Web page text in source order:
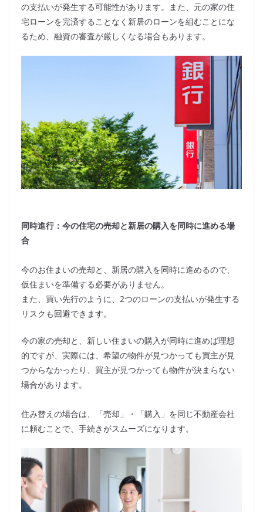
の支払いが発生する可能性があります。また、元の家の住
宅ローンを完済することなく新居のローンを組むことにな
るため、融資の審査が厳しくなる場合もあります。
同時進行：今の住宅の売却と新居の購入を同時に進める場
合
今のお住まいの売却と、新居の購入を同時に進めるので、
仮住まいを準備する必要がありません。
また、買い先行のように、2つのローンの支払いが発生する
リスクも回避できます。
今の家の売却と、新しい住まいの購入が同時に進めば理想
的ですが、実際には、希望の物件が見つかっても買主が見
つからなかったり、買主が見つかっても物件が決まらない
場合があります。
住み替えの場合は、「売却」・「購入」を同じ不動産会社
に頼むことで、手続きがスムーズになります。